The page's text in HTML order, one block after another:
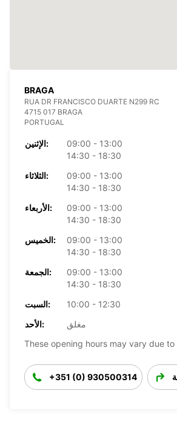
BRAGA
RUA DR FRANCISCO DUARTE N299 RC
4715 017 BRAGA
PORTUGAL
الإثنين:
09:00 - 13:00
14:30 - 18:30
الثلاثاء:
09:00 - 13:00
14:30 - 18:30
الأربعاء:
09:00 - 13:00
14:30 - 18:30
الخميس:
09:00 - 13:00
14:30 - 18:30
الجمعة:
09:00 - 13:00
14:30 - 18:30
السبت:
10:00 - 12:30
الأحد:
مغلق
These opening hours may vary due
+351 (0) 930500314